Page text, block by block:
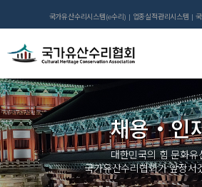
국가유산수리시스템(e수리) 업종실적관리시스템
채용・인
대한민국의 힘 문화유
국가유산수리협회가 앞장서